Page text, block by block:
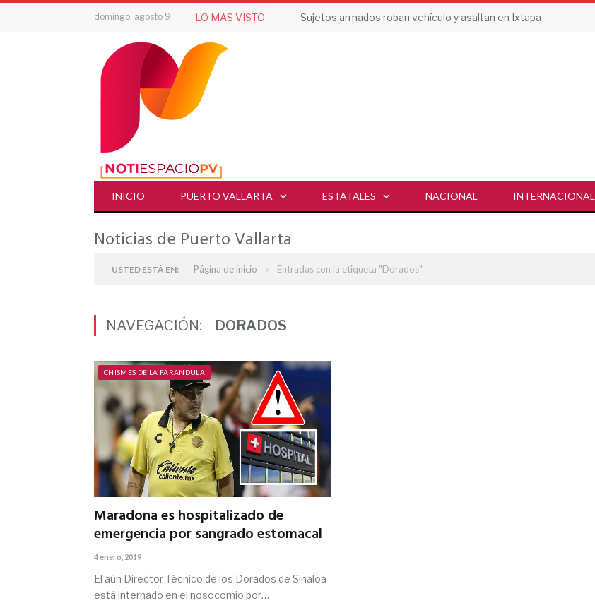
domingo, agosto 9 LO MAS VISTO Sujetos armados roban vehículo y asaltan en Ixtapa
INICIO PUERTO VALLARTA ESTATALES NACIONAL INTERNACIONAL
Noticias de Puerto Vallarta
USTED ESTÁ EN: Página de inicio » Entradas con la etiqueta "Dorados"
NAVEGACIÓN: DORADOS
CHISMES DE LA FARANDULA
Maradona es hospitalizado de
emergencia por sangrado estomacal
4 enero, 2019
El aún Director Técnico de los Dorados de Sinaloa
está internado en el nosocomio por…